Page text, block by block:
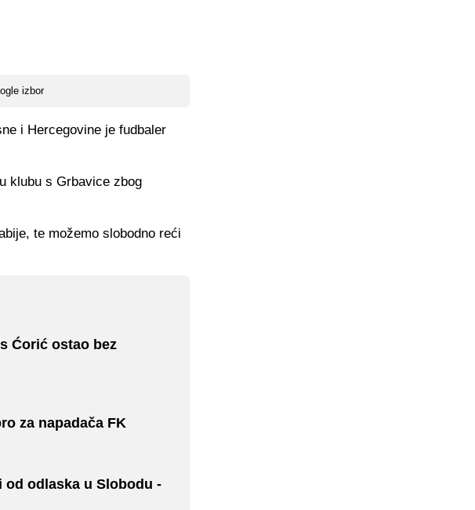
izbor
i Hercegovine je fudbaler
klubu s Grbavice zbog
te možemo slobodno reći
Ćorić ostao bez
za napadača FK
od odlaska u Slobodu -